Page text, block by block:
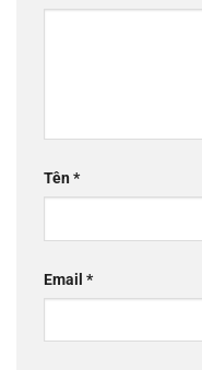
Tên*
Email *